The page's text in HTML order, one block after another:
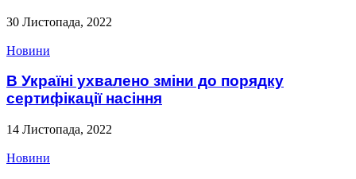
30 Листопада, 2022
Новини
В Україні ухвалено зміни до порядку
сертифікації насіння
14 Листопада, 2022
Новини